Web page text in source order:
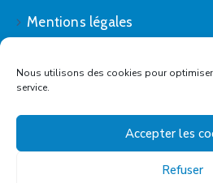
Nous utilisons des cookies pour
service.
Accepter les
Refuser
Mentions légales